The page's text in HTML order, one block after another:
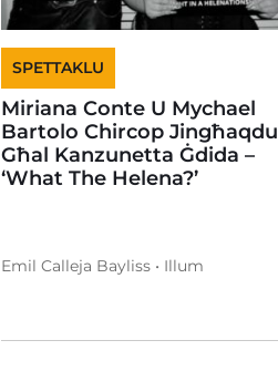
SPETTAKLU
Miriana Conte U Mychael
Bartolo Chircop Jingħaqdu
Għal Kanzunetta Ġdida –
‘What The Helena?’
Emil Calleja Bayliss • Illum